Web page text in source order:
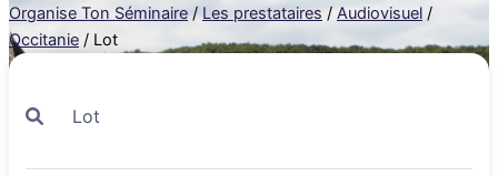
Organise Ton Séminaire / Les prestataires / Audiovisuel /
Occitanie / Lot